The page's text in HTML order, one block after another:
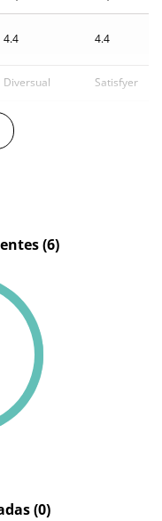
4.4 4.4
Diversual Satisfyer
Morado
Cargador
USB
100%
sumergible
(6)
(0)